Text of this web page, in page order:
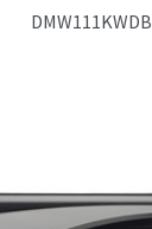
DMW111KWDB